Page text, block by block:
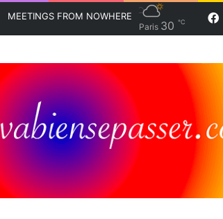
MEETINGS FROM NOWHERE
Paris 30 ℃